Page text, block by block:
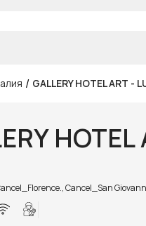
/ GALLERY HOTEL ART -
Cancel_San